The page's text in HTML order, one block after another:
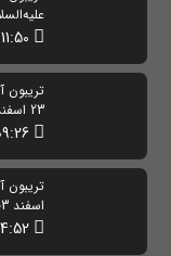
تریبون
23 اسفند 1403
اسفند 1403